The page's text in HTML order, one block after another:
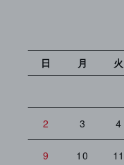
日 月 火
2 3 4
9 10 11